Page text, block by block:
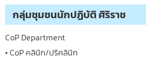
กลุ่มชุมชนนักปฏิบัติ ศิริราช
CoP Department
• CoP คลินิก/ปริคลินิก